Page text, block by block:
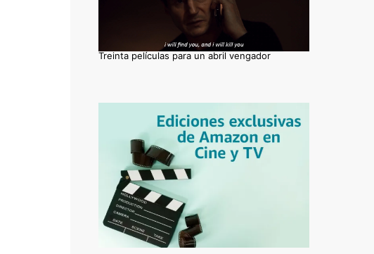
Treinta películas para un abril vengador